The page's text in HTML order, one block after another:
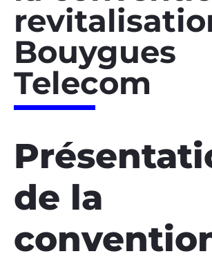
Bouygues
Telecom
de la